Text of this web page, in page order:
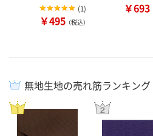
(1)
￥495 （税込）
￥693
無地生地の売れ筋ランキング